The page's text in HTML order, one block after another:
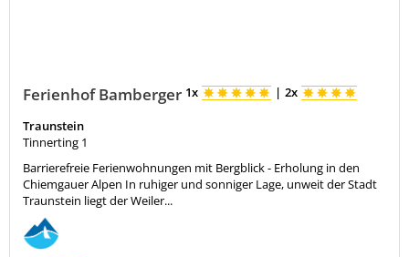
Ferienhof Bamberger 1x | 2x
Traunstein
Tinnerting 1
Barrierefreie Ferienwohnungen mit Bergblick - Erholung in den
Chiemgauer Alpen In ruhiger und sonniger Lage, unweit der Stadt
Traunstein liegt der Weiler...